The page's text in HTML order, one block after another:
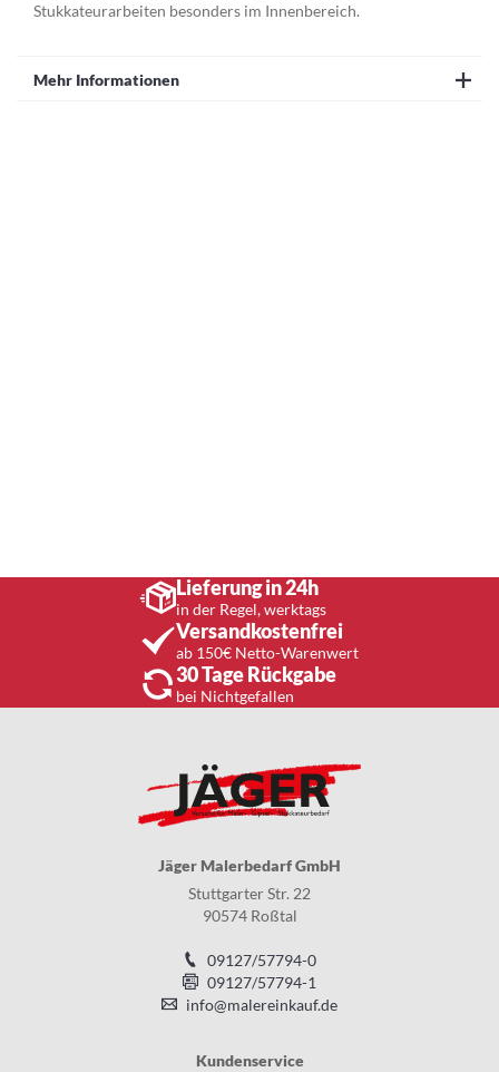
Stukkateurarbeiten besonders im Innenbereich.
Mehr Informationen
Lieferung in 24h
in der Regel, werktags
Versandkostenfrei
ab 150€ Netto-Warenwert
30 Tage Rückgabe
bei Nichtgefallen
Jäger Malerbedarf GmbH
Stuttgarter Str. 22
90574 Roßtal
09127/57794-0
09127/57794-1
info@malereinkauf.de
Kundenservice